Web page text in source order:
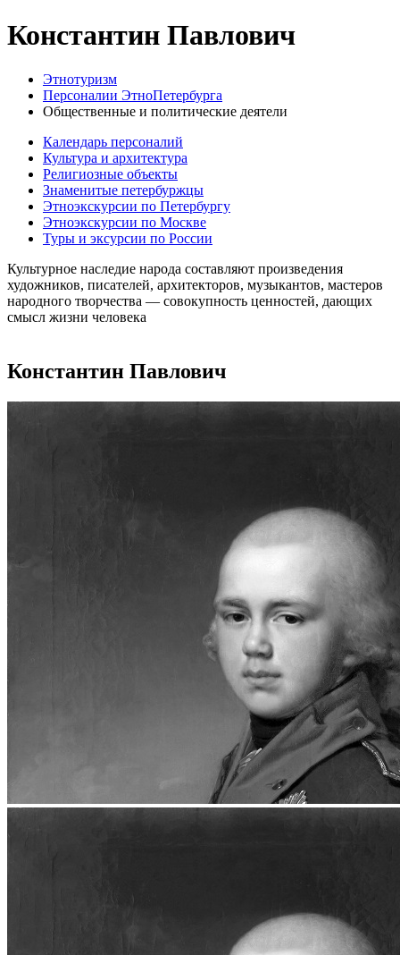
Константин Павлович
Этнотуризм
Персоналии ЭтноПетербурга
Общественные и политические деятели
Календарь персоналий
Культура и архитектура
Религиозные объекты
Знаменитые петербуржцы
Этноэкскурсии по Петербургу
Этноэкскурсии по Москве
Туры и эксурсии по России
Культурное наследие народа составляют произведения
художников, писателей, архитекторов, музыкантов, мастеров
народного творчества ― совокупность ценностей, дающих
смысл жизни человека
Константин Павлович